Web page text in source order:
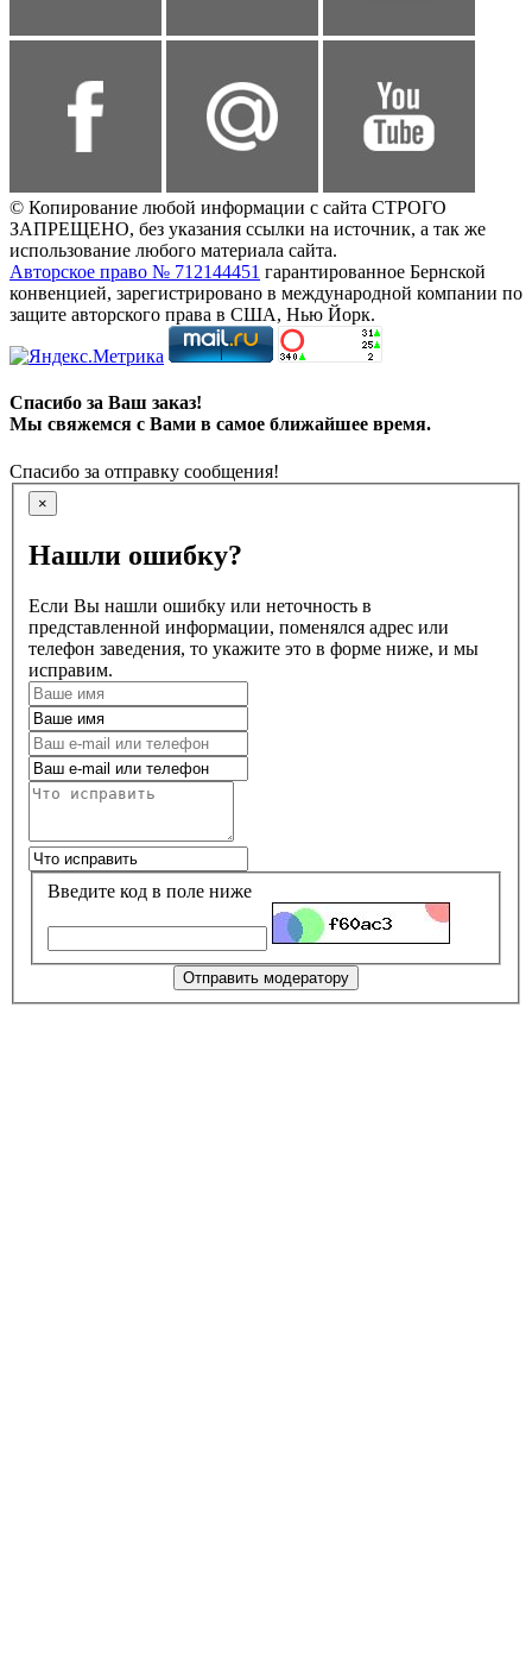
© Копирование любой информации с сайта СТРОГО
ЗАПРЕЩЕНО, без указания ссылки на источник, а так же
использование любого материала сайта.
Авторское право № 712144451 гарантированное Бернской
конвенцией, зарегистрировано в международной компании по
защите авторского права в США, Нью Йорк.
Спасибо за Ваш заказ!
Мы свяжемся с Вами в самое ближайшее время.
Спасибо за отправку сообщения!
×
Нашли ошибку?
Если Вы нашли ошибку или неточность в
представленной информации, поменялся адрес или
телефон заведения, то укажите это в форме ниже, и мы
исправим.
Введите код в поле ниже
Отправить модератору